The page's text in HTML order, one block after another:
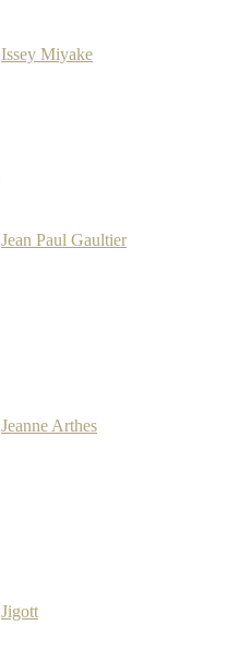
Issey Miyake
Jean Paul Gaultier
Jeanne Arthes
Jigott